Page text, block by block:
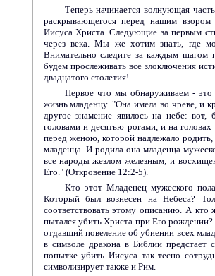
Теперь начинается волнующая
раскрывающегося перед нашим
Иисуса Христа. Следующие за первым
через века. Мы же хотим знать, где
Внимательно следите за каждым шагом
будем прослеживать все злоключения
двадцатого столетия!
Первое что мы обнаруживаем -
жизнь младенцу. "Она имела во чреве, и
другое знамение явилось на небе:
головами и десятью рогами, и на
перед женою, которой надлежало
младенца. И родила она младенца
все народы жезлом железным; и
Его." (Откровение 12:2-5).
Кто этот Младенец мужеского
Который был вознесен на Небеса?
соответствовать этому описанию. А кто
пытался убить Христа при Его
отдавший повеление об убиении всех
в символе дракона в Библии предстает
попытке убить Иисуса так тесно
символизирует также и Рим.